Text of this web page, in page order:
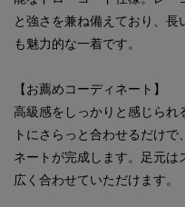
と強さを兼ね備えており、長
も魅力的な一着です。
【お薦めコーディネート】
高級感をしっかりと感じられ
トにさらっと合わせるだけ
ネートが完成します。足元は
広く合わせていただけます。